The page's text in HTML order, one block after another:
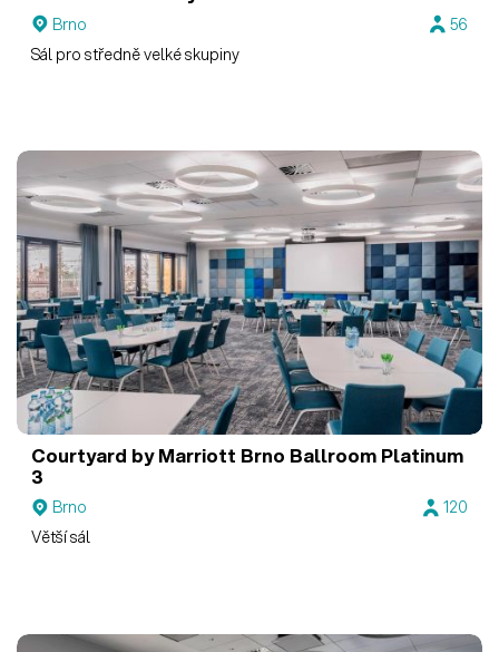
Brno
56
Sál pro středně velké skupiny
Courtyard by Marriott Brno Ballroom Platinum
3
Brno
120
Větší sál